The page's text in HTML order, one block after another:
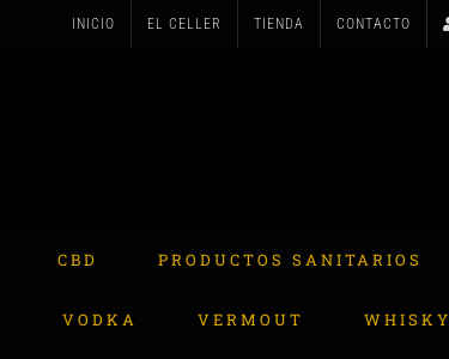
INICIO EL CELLER TIENDA CONTACTO
CBD PRODUCTOS SANITARIOS
VODKA VERMOUT WHISKY